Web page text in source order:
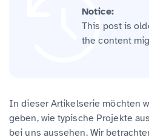
Notice:
This post is
the content
In dieser Artikelserie möchten
geben, wie typische Projekte
bei uns aussehen. Wir